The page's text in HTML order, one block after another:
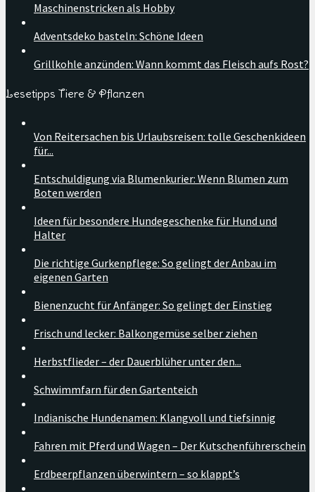
Maschinenstricken als Hobby
Adventsdeko basteln: Schöne Ideen
Grillkohle anzünden: Wann kommt das Fleisch aufs Rost?
Lesetipps Tiere & Pflanzen
Von Reitersachen bis Urlaubsreisen: tolle Geschenkideen
für...
Entschuldigung via Blumenkurier: Wenn Blumen zum
Boten werden
Ideen für besondere Hundegeschenke für Hund und
Halter
Die richtige Gurkenpflege: So gelingt der Anbau im
eigenen Garten
Bienenzucht für Anfänger: So gelingt der Einstieg
Frisch und lecker: Balkongemüse selber ziehen
Herbstflieder – der Dauerblüher unter den...
Schwimmfarn für den Gartenteich
Indianische Hundenamen: Klangvoll und tiefsinnig
Fahren mit Pferd und Wagen – Der Kutschenführerschein
Erdbeerpflanzen überwintern – so klappt’s